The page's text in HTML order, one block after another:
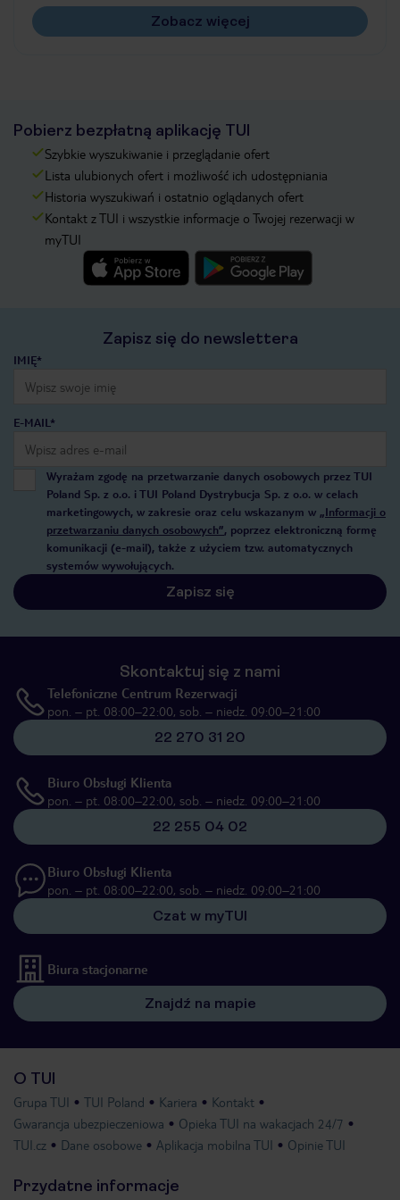
Zobacz więcej
Pobierz bezpłatną aplikację TUI
Szybkie wyszukiwanie i przeglądanie ofert
Lista ulubionych ofert i możliwość ich udostępniania
Historia wyszukiwań i ostatnio oglądanych ofert
Kontakt z TUI i wszystkie informacje o Twojej rezerwacji w
myTUI
Zapisz się do newslettera
IMIĘ*
E-MAIL*
Wyrażam zgodę na przetwarzanie danych osobowych przez TUI
Poland Sp. z o.o. i TUI Poland Dystrybucja Sp. z o.o. w celach
marketingowych, w zakresie oraz celu wskazanym w „Informacji o
przetwarzaniu danych osobowych”, poprzez elektroniczną formę
komunikacji (e-mail), także z użyciem tzw. automatycznych
systemów wywołujących.
Zapisz się
Skontaktuj się z nami
Telefoniczne Centrum Rezerwacji
pon. – pt. 08:00–22:00, sob. – niedz. 09:00–21:00
22 270 31 20
Biuro Obsługi Klienta
pon. – pt. 08:00–22:00, sob. – niedz. 09:00–21:00
22 255 04 02
Biuro Obsługi Klienta
pon. – pt. 08:00–22:00, sob. – niedz. 09:00–21:00
Czat w myTUI
Biura stacjonarne
Znajdź na mapie
O TUI
Grupa TUI TUI Poland Kariera
Kontakt
Gwarancja ubezpieczeniowa
Opieka TUI na wakacjach 24/7
TUI.cz
Dane osobowe Aplikacja mobilna TUI Opinie TUI
Przydatne informacje